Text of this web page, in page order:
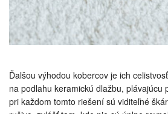
Ďalšou výhodou kobercov je ich
na podlahu keramickú dlažbu, plávajúcu
pri každom tomto riešení sú viditeľné